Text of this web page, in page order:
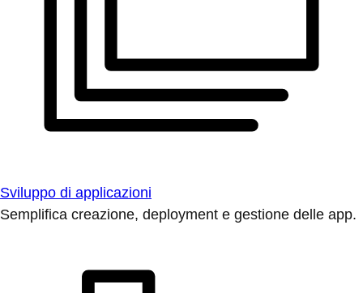
Sviluppo di applicazioni
Semplifica creazione, deployment e gestione delle app.